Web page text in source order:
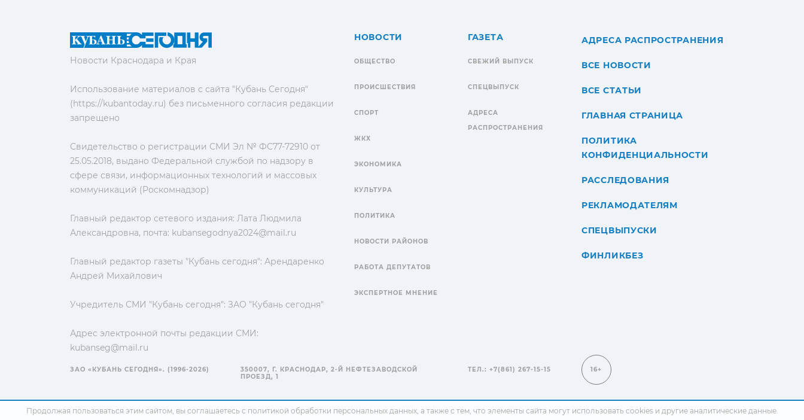
Новости Краснодара и Края
Использование материалов с сайта "Кубань Сегодня"
(https://kubantoday.ru) без письменного согласия редакции
запрещено
Свидетельство о регистрации СМИ Эл № ФС77-72910 от
25.05.2018, выдано Федеральной службой по надзору в
сфере связи, информационных технологий и массовых
коммуникаций (Роскомнадзор)
Главный редактор сетевого издания: Лата Людмила
Александровна, почта: kubansegodnya2024@mail.ru
Главный редактор газеты "Кубань сегодня": Арендаренко
Андрей Михайлович
Учредитель СМИ "Кубань сегодня": ЗАО "Кубань сегодня"
Адрес электронной почты редакции СМИ:
kubanseg@mail.ru
НОВОСТИ
ОБЩЕСТВО
ПРОИСШЕСТВИЯ
СПОРТ
ЖКХ
ЭКОНОМИКА
КУЛЬТУРА
ПОЛИТИКА
НОВОСТИ РАЙОНОВ
РАБОТА ДЕПУТАТОВ
ЭКСПЕРТНОЕ МНЕНИЕ
ГАЗЕТА
СВЕЖИЙ ВЫПУСК
СПЕЦВЫПУСК
АДРЕСА
РАСПРОСТРАНЕНИЯ
АДРЕСА РАСПРОСТРАНЕНИЯ
ВСЕ НОВОСТИ
ВСЕ СТАТЬИ
ГЛАВНАЯ СТРАНИЦА
ПОЛИТИКА
КОНФИДЕНЦИАЛЬНОСТИ
РАССЛЕДОВАНИЯ
РЕКЛАМОДАТЕЛЯМ
СПЕЦВЫПУСКИ
ФИНЛИКБЕЗ
ЗАО «КУБАНЬ СЕГОДНЯ». (1996-2026)
350007, Г. КРАСНОДАР, 2-Й НЕФТЕЗАВОДСКОЙ
ПРОЕЗД, 1
ТЕЛ.: +7(861) 267-15-15 16+
Продолжая пользоваться этим сайтом, вы соглашаетесь с политикой обработки персональных данных, а также с тем, что элементы сайта могут использовать cookies и другие аналитические данные.